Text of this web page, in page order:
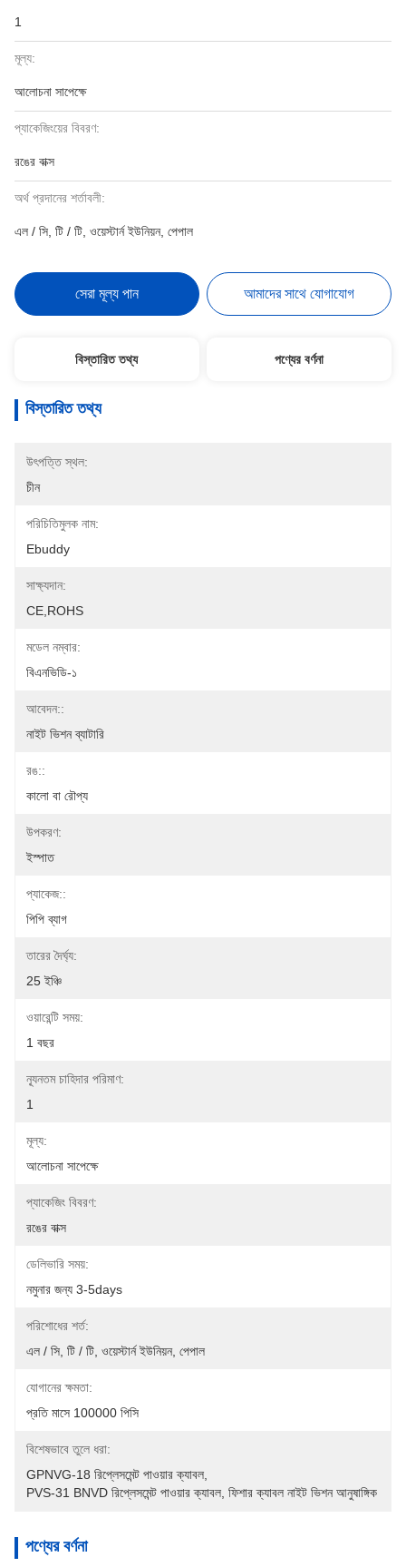
1
মূল্য:
আলোচনা সাপেক্ষে
প্যাকেজিংয়ের বিবরণ:
রঙের বাক্স
অর্থ প্রদানের শর্তাবলী:
এল / সি, টি / টি, ওয়েস্টার্ন ইউনিয়ন, পেপাল
সেরা মূল্য পান আমাদের সাথে যোগাযোগ
বিস্তারিত তথ্য পণ্যের বর্ণনা
বিস্তারিত তথ্য
উৎপত্তি স্থল:
চীন
পরিচিতিমুলক নাম:
Ebuddy
সাক্ষ্যদান:
CE,ROHS
মডেল নম্বার:
বিএনভিডি-১
আবেদন::
নাইট ভিশন ব্যাটারি
রঙ::
কালো বা রৌপ্য
উপকরণ:
ইস্পাত
প্যাকেজ::
পিপি ব্যাগ
তারের দৈর্ঘ্য:
25 ইঞ্চি
ওয়ারেন্টি সময়:
1 বছর
ন্যূনতম চাহিদার পরিমাণ:
1
মূল্য:
আলোচনা সাপেক্ষে
প্যাকেজিং বিবরণ:
রঙের বাক্স
ডেলিভারি সময়:
নমুনার জন্য 3-5days
পরিশোধের শর্ত:
এল / সি, টি / টি, ওয়েস্টার্ন ইউনিয়ন, পেপাল
যোগানের ক্ষমতা:
প্রতি মাসে 100000 পিসি
বিশেষভাবে তুলে ধরা:
GPNVG-18 রিপ্লেসমেন্ট পাওয়ার ক্যাবল
PVS-31 BNVD রিপ্লেসমেন্ট পাওয়ার ক্যাবল ফিশার ক্যাবল নাইট ভিশন আনুষাঙ্গিক
পণ্যের বর্ণনা